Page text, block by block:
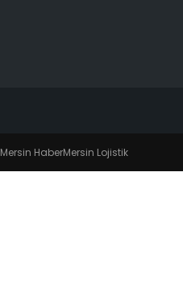
Mersin HaberMersin Lojistik